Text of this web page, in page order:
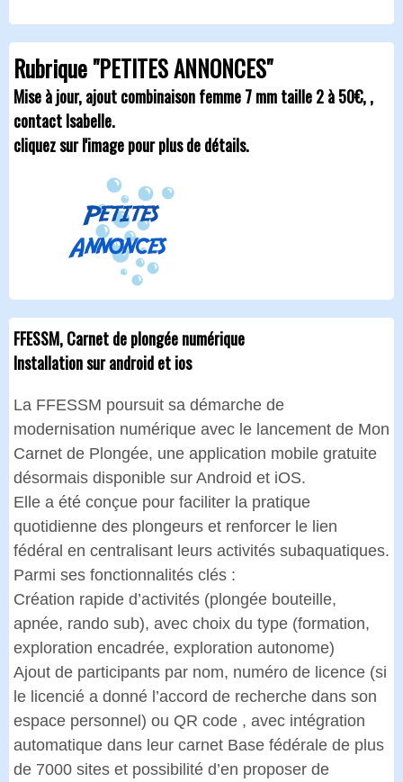
Rubrique "PETITES ANNONCES"
Mise à jour, ajout combinaison femme 7 mm taille 2 à 50€, ,
contact Isabelle.
cliquez sur l'image pour plus de détails.
FFESSM, Carnet de plongée numérique
Installation sur android et ios
La FFESSM poursuit sa démarche de
modernisation numérique avec le lancement de Mon
Carnet de Plongée, une application mobile gratuite
désormais disponible sur Android et iOS.
Elle a été conçue pour faciliter la pratique
quotidienne des plongeurs et renforcer le lien
fédéral en centralisant leurs activités subaquatiques.
Parmi ses fonctionnalités clés :
Création rapide d’activités (plongée bouteille,
apnée, rando sub), avec choix du type (formation,
exploration encadrée, exploration autonome)
Ajout de participants par nom, numéro de licence (si
le licencié a donné l’accord de recherche dans son
espace personnel) ou QR code , avec intégration
automatique dans leur carnet Base fédérale de plus
de 7000 sites et possibilité d’en proposer de